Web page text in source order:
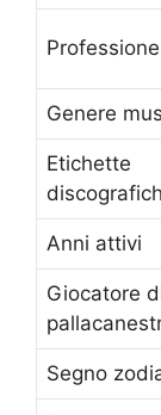
Professione
Genere
Etichette
Anni attivi
Giocatore
Segno